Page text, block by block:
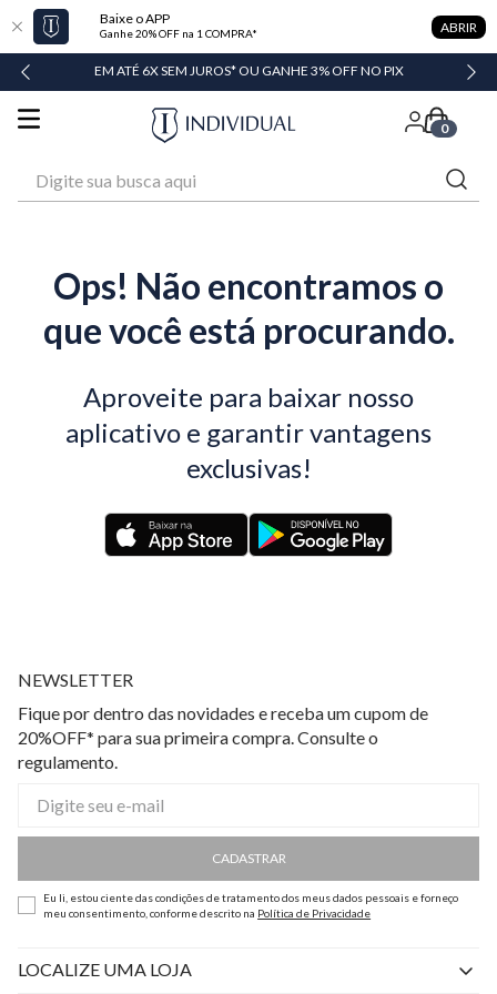
Baixe o APP
Ganhe 20% OFF na 1 COMPRA* ABRIR
EM ATÉ 6X SEM JUROS* OU GANHE 3% OFF NO PIX
0
Ops! Não encontramos o
que você está procurando.
Aproveite para baixar nosso
aplicativo e garantir vantagens
exclusivas!
NEWSLETTER
Fique por dentro das novidades e receba um cupom de
20%OFF* para sua primeira compra. Consulte o
regulamento.
CADASTRAR
Eu li, estou ciente das condições de tratamento dos meus dados pessoais e forneço
meu consentimento, conforme descrito na Política de Privacidade
LOCALIZE UMA LOJA